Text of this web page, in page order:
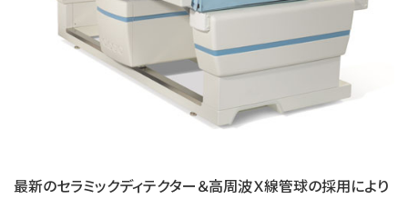
最新のセラミックディテクター＆高周波Ｘ線管球の採用により